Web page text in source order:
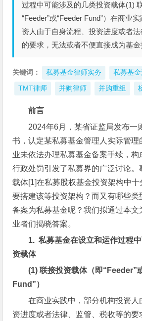
过程中可能涉及的几类投资载体(1)
“Feeder”或“Feeder Fund”）在商业
资人由于自身流程、投资进度或者
的要求，无法或者不便直接成为基
关键词： 私募基金律师实务 私募基
TMT律师 并购律师 并购重组
前言
2024年6月，某省证监局发布一
书，认定某私募基金管理人实际管理
业未依法办理私募基金备案手续，构
行政处罚引发了私募界的广泛讨论。
载体[1]在私募股权基金投资架构中
要搭建该等投资架构？而又有哪些类
备案为私募基金呢？我们拟通过本文
业者们揭晓答案。
1. 私募基金在设立和运作过程
资载体
(1) 联接投资载体（即“Feeder”
Fund”）
在商业实践中，部分机构投资人
资进度或者法律、监管、税收等的要